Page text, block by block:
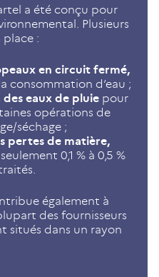
a été conçu pour
Plusieurs
place :
en circuit fermé,
consommation d’eau ;
eaux de pluie pour
opérations de
séchage ;
pertes de matière,
0,1 % à 0,5 %
également à
des fournisseurs
situés dans un rayon